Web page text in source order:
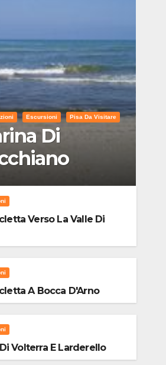
Escursioni Pisa Da Visitare
Di
Verso La Valle Di
A Bocca D'Arno
Volterra E Larderello